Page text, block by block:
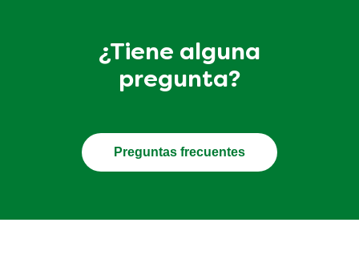
¿Tiene alguna
pregunta?
Preguntas frecuentes